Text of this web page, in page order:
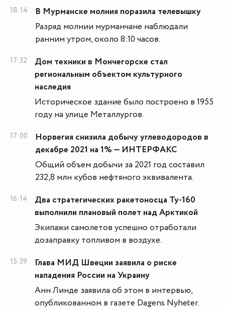
18:14
В Мурманске молния поразила телевышку
Разряд молнии мурманчане наблюдали
ранним утром, около 8:10 часов.
17:32
Дом техники в Мончегорске стал
региональным объектом культурного
наследия
Историческое здание было построено в 1955
году на улице Металлургов.
17:00
Норвегия снизила добычу углеводородов в
декабре 2021 на 1% — ИНТЕРФАКС
Общий объем добычи за 2021 год составил
232,8 млн кубов нефтяного эквивалента.
16:14
Два стратегических ракетоносца Ту-160
выполнили плановый полет над Арктикой
Экипажи самолетов успешно отработали
дозаправку топливом в воздухе.
15:39
Глава МИД Швеции заявила о риске
нападения России на Украину
Анн Линде заявила об этом в интервью,
опубликованном в газете Dagens Nyheter.